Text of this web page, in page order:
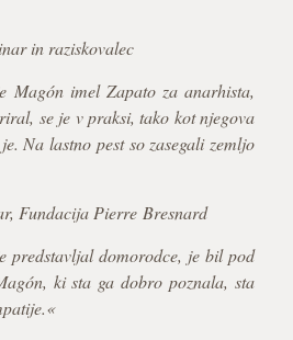
in raziskovalec
Magón imel Zapato za anarhista,
se je v praksi, tako kot njegova
Na lastno pest so zasegali zemljo
Fundacija Pierre Bresnard
predstavljal domorodce, je bil pod
ki sta ga dobro poznala, sta